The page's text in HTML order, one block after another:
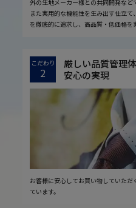
外の生地メーカー様との共同開発など
また実用的な機能性を生み出す仕立
を徹底的に追求し、高品質・低価格を
こだわり
2
厳しい品質管理
安心の実現
お客様に安心してお買い物していた
ています。